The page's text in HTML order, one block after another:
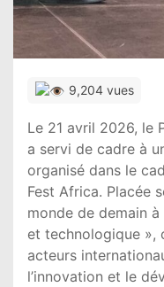
9,204 vues
Le 21 avril 2026, le
a servi de cadre à
organisé dans le
Fest Africa. Placée
monde de demain
et technologique »,
acteurs
l’innovation et le